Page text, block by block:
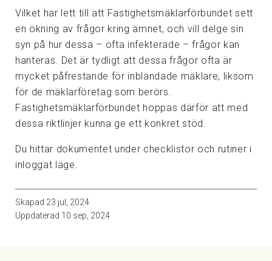
Vilket har lett till att Fastighetsmäklarförbundet sett
en ökning av frågor kring ämnet, och vill delge sin
syn på hur dessa – ofta infekterade – frågor kan
hanteras. Det är tydligt att dessa frågor ofta är
mycket påfrestande för inblandade mäklare, liksom
för de mäklarföretag som berörs.
Fastighetsmäklarförbundet hoppas därför att med
dessa riktlinjer kunna ge ett konkret stöd.
Du hittar dokumentet under checklistor och rutiner i
inloggat läge.
Skapad 23 jul, 2024
Uppdaterad 10 sep, 2024